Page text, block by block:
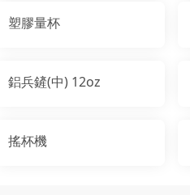
塑膠量杯
鋁兵鏟(中) 12oz
搖杯機